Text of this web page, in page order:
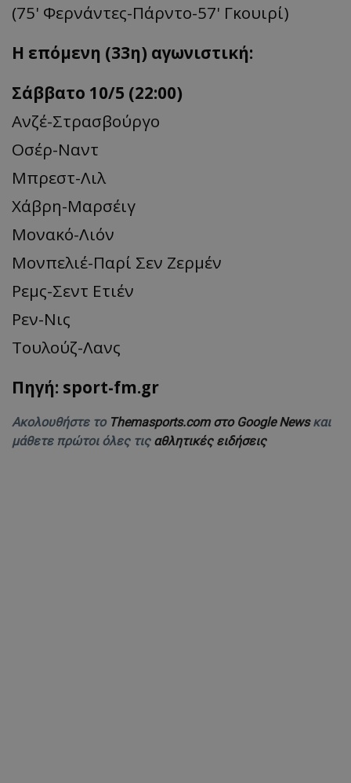
(75' Φερνάντες-Πάρντο-57' Γκουιρί)
Η επόμενη (33η) αγωνιστική:
Σάββατο 10/5 (22:00)
Ανζέ-Στρασβούργο
Οσέρ-Ναντ
Μπρεστ-Λιλ
Χάβρη-Μαρσέιγ
Μονακό-Λιόν
Μονπελιέ-Παρί Σεν Ζερμέν
Ρεμς-Σεντ Ετιέν
Ρεν-Νις
Τουλούζ-Λανς
Πηγή: sport-fm.gr
Ακολουθήστε το Themasports.com στο Google Newsκαι
μάθετε πρώτοι όλες τις αθλητικές ειδήσεις